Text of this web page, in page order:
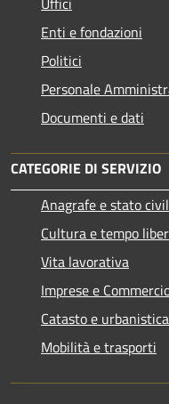
Enti e fondazioni
Politici
Personale
Documenti e dati
CATEGORIE DI SERVIZIO
Anagrafe e stato
Cultura e tempo
Vita lavorativa
Imprese e
Catasto e urbanistica
Mobilità e trasporti